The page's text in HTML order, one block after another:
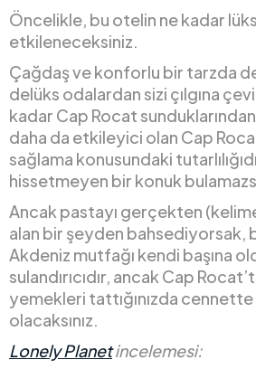
Öncelikle, bu otelin ne kadar
etkileneceksiniz.
Çağdaş ve konforlu bir tarzda
delüks odalardan sizi çılgına
kadar Cap Rocat
daha da etkileyici olan Cap
sağlama konusundaki
hissetmeyen bir konuk
Ancak pastayı gerçekten
alan bir şeyden bahsediyorsak,
Akdeniz mutfağı kendi başına
sulandırıcıdır, ancak Cap
yemekleri tattığınızda
olacaksınız.
Lonely Planetincelemesi: